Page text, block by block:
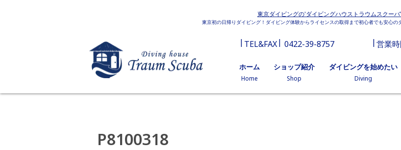
東京ダイビングの'ダイビングハウストラウムスクーバ'
東京初の日帰りダイビング！ダイビング体験からライセンスの取得まで初心者でも安心の
TEL&FAX 0422-39-8757 営業
ホーム
Home
ショップ紹介
Shop
ダイビングを始めたい
Diving
P8100318